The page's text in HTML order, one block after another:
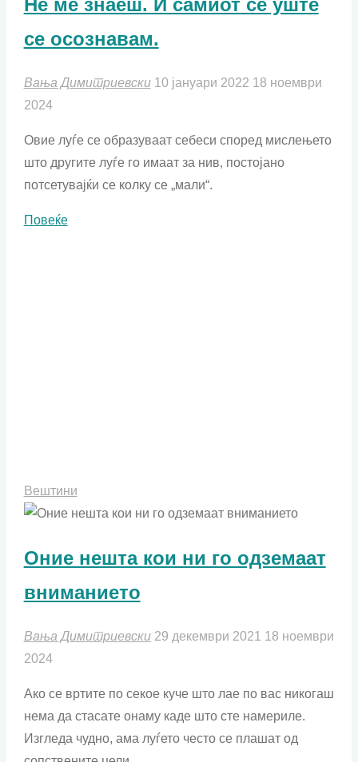
Не ме знаеш. И самиот сѐ уште
се осознавам.
Вања Димитриевски 10 јануари 2022 18 ноември
2024
Овие луѓе се образуваат себеси според мислењето
што другите луѓе го имаат за нив, постојано
потсетувајќи се колку се „мали“.
Повеќе"Не
Вештини
Оние нешта кои ни го одземаат
вниманието
Вања Димитриевски 29 декември 2021 18 ноември
2024
Ако се вртите по секое куче што лае по вас никогаш
нема да стасате онаму каде што сте намериле.
Изгледа чудно, ама луѓето често се плашат од